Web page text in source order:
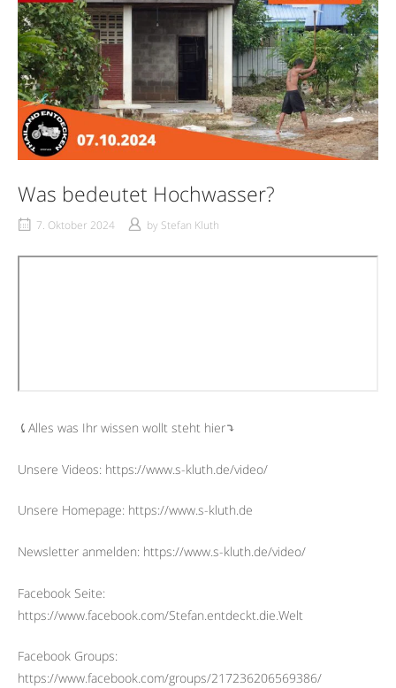
Was bedeutet Hochwasser?
7. Oktober 2024 by Stefan Kluth
⤹Alles was Ihr wissen wollt steht hier⤵︎
Unsere Videos: https://www.s-kluth.de/video/
Unsere Homepage: https://www.s-kluth.de
Newsletter anmelden: https://www.s-kluth.de/video/
Facebook Seite:
https://www.facebook.com/Stefan.entdeckt.die.Welt
Facebook Groups:
https://www.facebook.com/groups/217236206569386/